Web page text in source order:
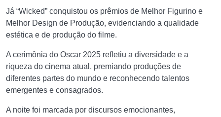
Já “Wicked” conquistou os prêmios de Melhor Figurino e
Melhor Design de Produção, evidenciando a qualidade
estética e de produção do filme.
A cerimônia do Oscar 2025 refletiu a diversidade e a
riqueza do cinema atual, premiando produções de
diferentes partes do mundo e reconhecendo talentos
emergentes e consagrados.
A noite foi marcada por discursos emocionantes,